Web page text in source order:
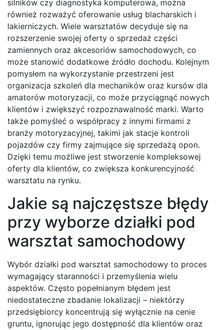
silników czy diagnostyka komputerowa, można
również rozważyć oferowanie usług blacharskich i
lakierniczych. Wiele warsztatów decyduje się na
rozszerzenie swojej oferty o sprzedaż części
zamiennych oraz akcesoriów samochodowych, co
może stanowić dodatkowe źródło dochodu. Kolejnym
pomysłem na wykorzystanie przestrzeni jest
organizacja szkoleń dla mechaników oraz kursów dla
amatorów motoryzacji, co może przyciągnąć nowych
klientów i zwiększyć rozpoznawalność marki. Warto
także pomyśleć o współpracy z innymi firmami z
branży motoryzacyjnej, takimi jak stacje kontroli
pojazdów czy firmy zajmujące się sprzedażą opon.
Dzięki temu możliwe jest stworzenie kompleksowej
oferty dla klientów, co zwiększa konkurencyjność
warsztatu na rynku.
Jakie są najczęstsze błędy
przy wyborze działki pod
warsztat samochodowy
Wybór działki pod warsztat samochodowy to proces
wymagający staranności i przemyślenia wielu
aspektów. Często popełnianym błędem jest
niedostateczne zbadanie lokalizacji – niektórzy
przedsiębiorcy koncentrują się wyłącznie na cenie
gruntu, ignorując jego dostępność dla klientów oraz